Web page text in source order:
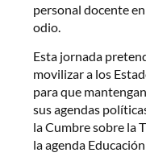
personal docente
odio.
Esta jornada
movilizar a los
para que
sus agendas
la Cumbre sobre la
la agenda